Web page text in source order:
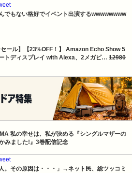
でもない格好でイベント出演するwwwwwwww
ール】【23%OFF！】 Amazon Echo Show 5
トディスプレイ with Alexa、2メガピ… 12980
私の幸せは、私が決める『シングルマザーの
みました!』3巻配信記念
。その原因は・・・」→ネット民、総ツッコミ